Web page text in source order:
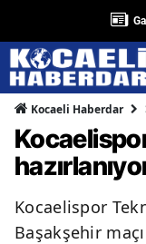
Kocaeli Haberdar
Kocaelispor
Başakşehir